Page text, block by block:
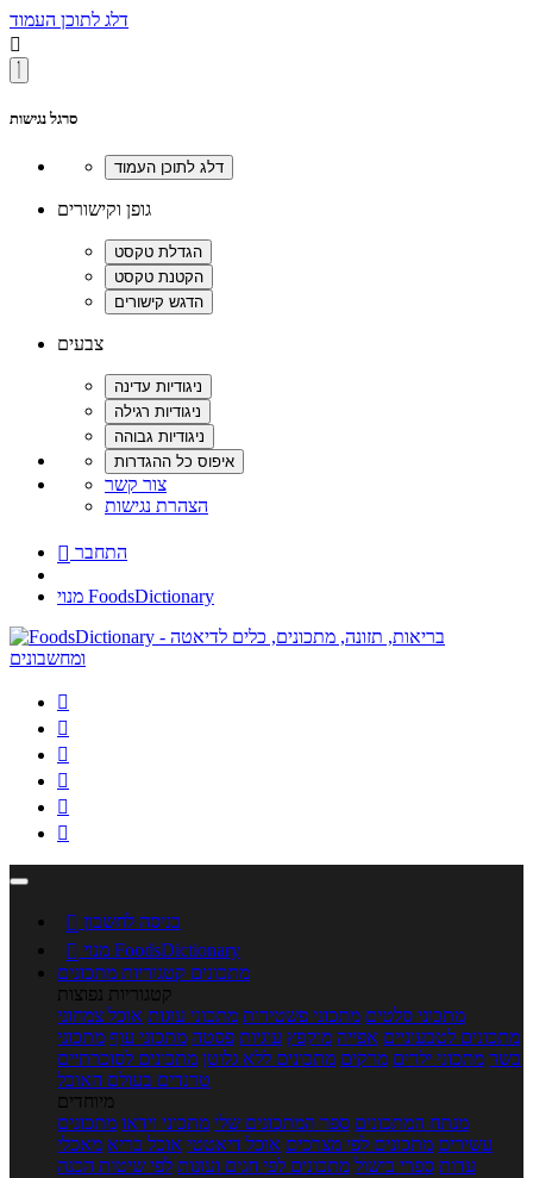
דלג לתוכן העמוד

סרגל נגישות
גופן וקישורים
צבעים
צור קשר
הצהרת נגישות
 התחבר
מנוי FoodsDictionary






 כניסה לחשבון

מנוי FoodsDictionary
מתכונים קטגוריות מתכונים
קטגוריות נפוצות
מתכוני סלטים מתכוני פשטידות מתכוני עוגות אוכל צמחוני
מתכונים לטבעוניים אפייה מוקפץ עוגיות פסטה מתכוני עוף מתכוני
בשר מתכוני ילדים מרקים מתכונים ללא גלוטן מתכונים לסוכרתיים
טרנדים בעולם האוכל
מיוחדים
מנתח המתכונים ספר המתכונים שלי מתכוני וידאו מתכונים
עשירים מתכונים לפי מצרכים אוכל דיאטטי אוכל בריא מאכלי
עדות ספרי בישול מתכונים לפי חגים ועונות לפי שיטות הכנה